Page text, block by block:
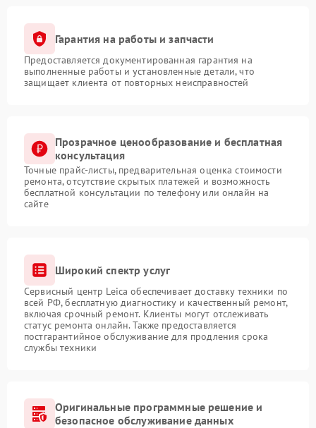
Гарантия на работы и запчасти
Предоставляется документированная гарантия на
выполненные работы и установленные детали, что
защищает клиента от повторных неисправностей
Прозрачное ценообразование и бесплатная
консультация
Точные прайс-листы, предварительная оценка стоимости
ремонта, отсутствие скрытых платежей и возможность
бесплатной консультации по телефону или онлайн на
сайте
Широкий спектр услуг
Сервисный центр Leica обеспечивает доставку техники по
всей РФ, бесплатную диагностику и качественный ремонт,
включая срочный ремонт. Клиенты могут отслеживать
статус ремонта онлайн. Также предоставляется
постгарантийное обслуживание для продления срока
службы техники
Оригинальные программные решение и
безопасное обслуживание данных